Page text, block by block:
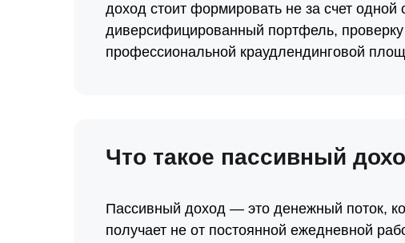
доход стоит формировать не за счет одной
диверсифицированный портфель,
профессиональной краудлендинговой
Что такое пассивный
Пассивный доход — это денежный поток,
получает не от постоянной ежедневной